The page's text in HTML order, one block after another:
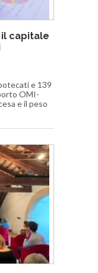
il capitale
e 139
OMI-
e il peso